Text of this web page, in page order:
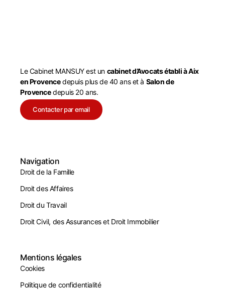
Le Cabinet MANSUY est un cabinet d’Avocats établi à Aix
en Provencedepuis plus de 40 ans et à Salon de
Provencedepuis 20 ans.
Contacter par email
Navigation
Droit de la Famille
Droit des Affaires
Droit du Travail
Droit Civil, des Assurances et Droit Immobilier
Mentions légales
Cookies
Politique de confidentialité